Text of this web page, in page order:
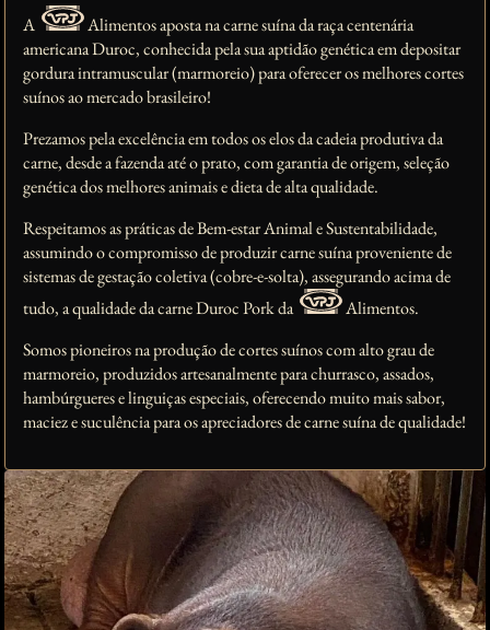
A
Alimentos aposta na carne suína da raça centenária
americana Duroc, conhecida pela sua aptidão genética em depositar
gordura intramuscular (marmoreio) para oferecer os melhores cortes
suínos ao mercado brasileiro!
Prezamos pela excelência em todos os elos da cadeia produtiva da
carne, desde a fazenda até o prato, com garantia de origem, seleção
genética dos melhores animais e dieta de alta qualidade.
Respeitamos as práticas de Bem-estar Animal e Sustentabilidade,
assumindo o compromisso de produzir carne suína proveniente de
sistemas de gestação coletiva (cobre-e-solta), assegurando acima de
tudo, a qualidade da carne Duroc Pork da
Alimentos.
Somos pioneiros na produção de cortes suínos com alto grau de
marmoreio, produzidos artesanalmente para churrasco, assados,
hambúrgueres e linguiças especiais, oferecendo muito mais sabor,
maciez e suculência para os apreciadores de carne suína de qualidade!